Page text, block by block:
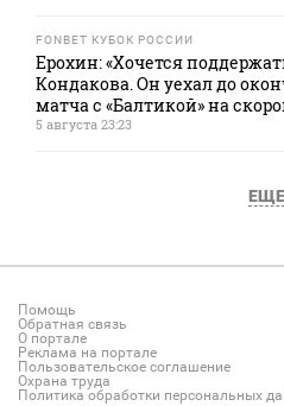
FONBET КУБОК РОССИИ
Ерохин: «Хочется
Кондакова. Он уехал до
матча с «Балтикой» на
5 августа 23:23
ЕЩЕ
Помощь
Обратная связь
О портале
Реклама на портале
Пользовательское соглашение
Охрана труда
Политика обработки персональных